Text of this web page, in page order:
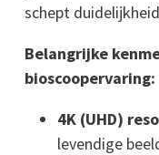
schept
Belangrijke
bioscoopervaring:
4K (UHD)
levendige